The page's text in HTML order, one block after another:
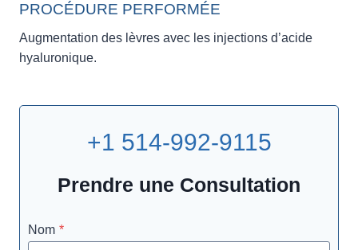
PROCÉDURE PERFORMÉE
Augmentation des lèvres avec les injections d’acide
hyaluronique.
+1 514-992-9115
Prendre une Consultation
Nom *